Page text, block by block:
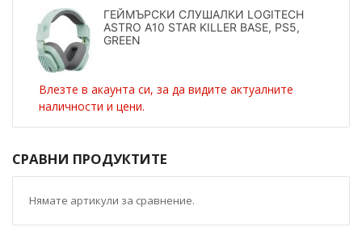
ГЕЙМЪРСКИ СЛУШАЛКИ LOGITECH
ASTRO A10 STAR KILLER BASE, PS5,
GREEN
Влезте в акаунта си, за да видите актуалните
наличности и цени.
СРАВНИ ПРОДУКТИТЕ
Нямате артикули за сравнение.